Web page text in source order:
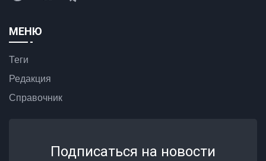
МЕНЮ
Теги
Редакция
Справочник
Подписаться на новости